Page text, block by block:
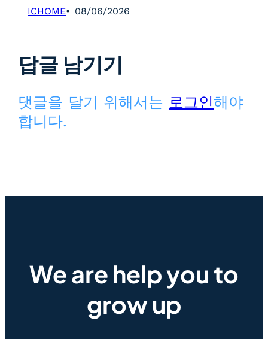
ICHOME 08/06/2026
답글 남기기
댓글을 달기 위해서는 로그인해야
합니다.
We are help you to
grow up